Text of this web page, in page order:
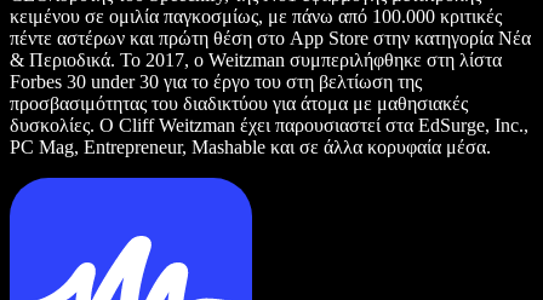
κειμένου σε ομιλία παγκοσμίως, με πάνω από 100.000 κριτικές
πέντε αστέρων και πρώτη θέση στο App Store στην κατηγορία Νέα
& Περιοδικά. Το 2017, ο Weitzman συμπεριλήφθηκε στη λίστα
Forbes 30 under 30 για το έργο του στη βελτίωση της
προσβασιμότητας του διαδικτύου για άτομα με μαθησιακές
δυσκολίες. Ο Cliff Weitzman έχει παρουσιαστεί στα EdSurge, Inc.,
PC Mag, Entrepreneur, Mashable και σε άλλα κορυφαία μέσα.